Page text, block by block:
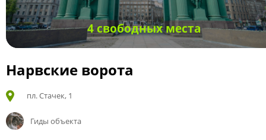
4 свободных места
Нарвские ворота
пл. Стачек, 1
Гиды объекта